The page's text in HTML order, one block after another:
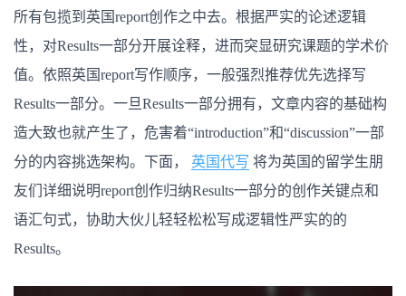
技
巧
及
词
汇
句
型
享
所有包揽到英国report创作之中去。根据严实的论述逻辑
性，对Results一部分开展诠释，进而突显研究课题的学术价
值。依照英国report写作顺序，一般强烈推荐优先选择写
Results一部分。一旦Results一部分拥有，文章内容的基础构
造大致也就产生了，危害着“introduction”和“discussion”一部
分的内容挑选架构。下面，
英国代写 将为英国的留学生朋
友们详细说明report创作归纳Results一部分的创作关键点和
语汇句式，协助大伙儿轻轻松松写成逻辑性严实的的
Results。